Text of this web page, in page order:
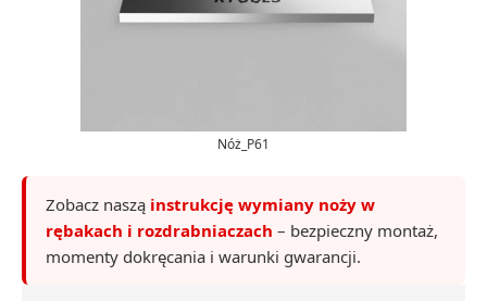
Nóż_P61
Zobacz naszą instrukcję wymiany noży w
rębakach i rozdrabniaczach – bezpieczny montaż,
momenty dokręcania i warunki gwarancji.